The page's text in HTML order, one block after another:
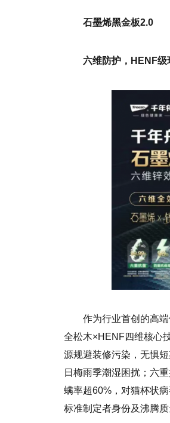
石墨烯黑金板2.0
六维防护，HENF级
作为行业首创的高
全松木×HENF四维核心
源规避装修污染，无惧
日梅雨季潮湿困扰；六
螨率超60%，对猫杯状
标准制定者身份及沸腾